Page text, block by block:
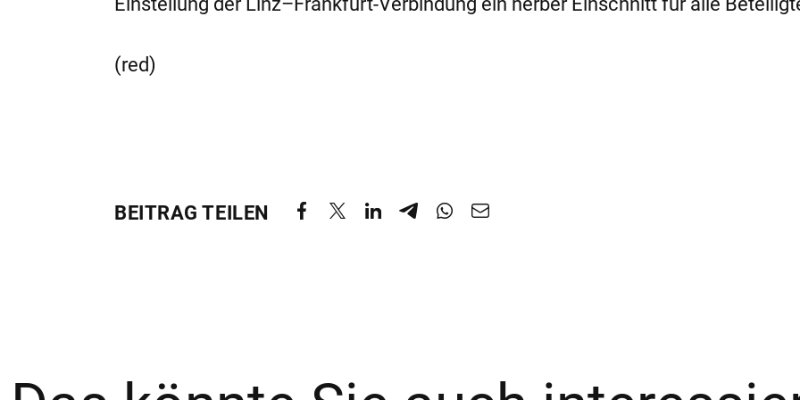
(red)
BEITRAG TEILEN